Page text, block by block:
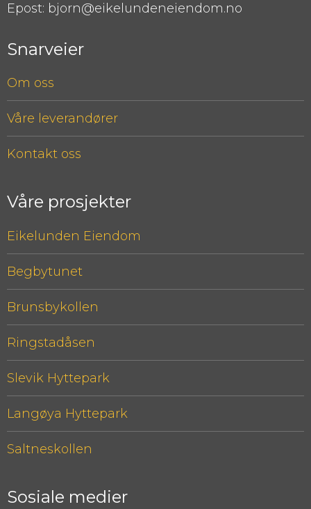
Epost: bjorn@eikelundeneiendom.no
Snarveier
Om oss
Våre leverandører
Kontakt oss
Våre prosjekter
Eikelunden Eiendom
Begbytunet
Brunsbykollen
Ringstadåsen
Slevik Hyttepark
Langøya Hyttepark
Saltneskollen
Sosiale medier